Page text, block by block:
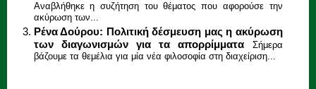
Αναβλήθηκε η συζήτηση του θέματος που αφορούσε την
ακύρωση των...
Ρένα Δούρου: Πολιτική δέσμευση μας η ακύρωση
των διαγωνισμών για τα απορρίμματα
Σήμερα
βάζουμε τα θεμέλια για μία νέα φιλοσοφία στη διαχείριση...